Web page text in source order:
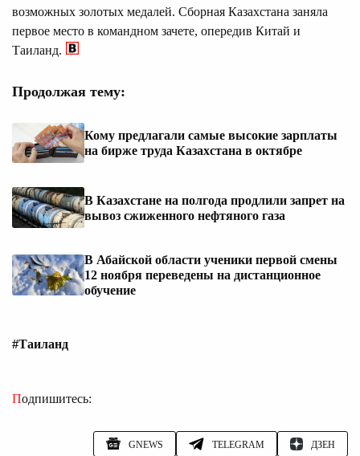
возможных золотых медалей. Сборная Казахстана заняла
первое место в командном зачете, опередив Китай и
Таиланд.
Продолжая тему:
Кому предлагали самые высокие зарплаты
на бирже труда Казахстана в октябре
В Казахстане на полгода продлили запрет на
вывоз сжиженного нефтяного газа
В Абайской области ученики первой смены
12 ноября переведены на дистанционное
обучение
#Таиланд
Подпишитесь:
GNEWS TELEGRAM ДЗЕН